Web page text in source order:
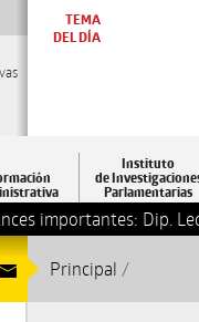
TEMA
DEL DÍA
Instituto
de
Parlamentarias
importantes: Dip.
Principal /